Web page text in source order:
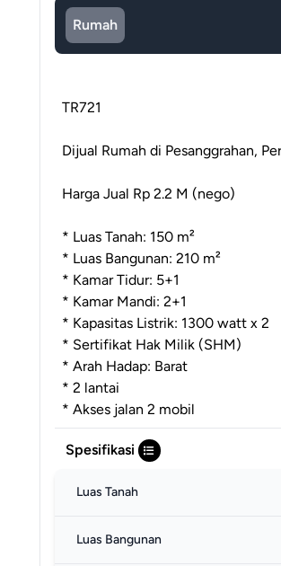
Rumah
TR721
Dijual Rumah di Pesanggrahan,
Harga Jual Rp 2.2 M (nego)
* Luas Tanah: 150 m²
* Luas Bangunan: 210 m²
* Kamar Tidur: 5+1
* Kamar Mandi: 2+1
* Kapasitas Listrik: 1300 watt x 2
* Sertifikat Hak Milik (SHM)
* Arah Hadap: Barat
* 2 lantai
* Akses jalan 2 mobil
Spesifikasi
Luas Tanah
Luas Bangunan